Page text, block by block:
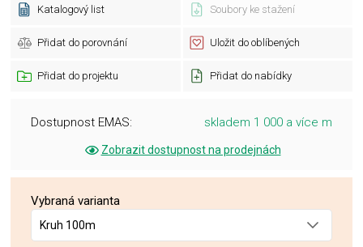
Katalogový list Soubory ke stažení
Přidat do porovnání Uložit do oblíbených
Přidat do projektu Přidat do nabídky
Dostupnost EMAS: skladem 1 000 a více m
Zobrazit dostupnost na prodejnách
Vybraná varianta
Kruh 100m